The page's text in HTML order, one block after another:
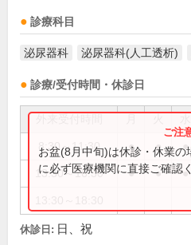
診療科目
泌尿器科 泌尿器科(人工透析)
診療/受付時間・休診日
8:30～11:30 ● ● ●
13:30～16:30 ● ● ●
お盆(8月中旬)は休診・休業
に必ず医療機関に直接ご確認
休診日: 日、祝